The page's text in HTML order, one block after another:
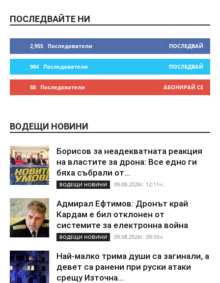
ПОСЛЕДВАЙТЕ НИ
2,955 Последователи ПОСЛЕДВАЙ
984 Последователи ПОСЛЕДВАЙ
88 Последователи АБОНИРАЙ СЕ
ВОДЕЩИ НОВИНИ
Борисов за неадекватната реакция
на властите за дрона: Все едно ги
бяха събрали от...
ВОДЕЩИ НОВИНИ 09.08.2026г. 12:11ч.
Адмирал Ефтимов: Дронът край
Кардам е бил отклонен от
системите за електронна война
ВОДЕЩИ НОВИНИ 09.08.2026г. 09:55ч.
Най-малко трима души са загинали, а
девет са ранени при руски атаки
срещу Източна...